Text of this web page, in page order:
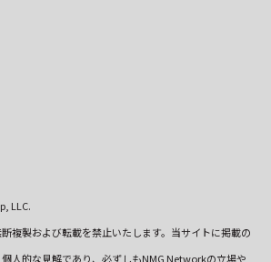
LLC.
複製および転載を禁止いたします。当サイトに掲載の
人的な見解であり、必ずしもNMG Networkの立場や